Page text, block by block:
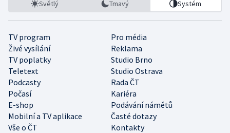
Světlý Tmavý Systém
TV program
Pro média
Živé vysílání
Reklama
TV poplatky
Studio Brno
Teletext
Studio Ostrava
Podcasty
Rada ČT
Počasí
Kariéra
E-shop
Podávání námětů
Mobilní a TV aplikace
Časté dotazy
Vše o ČT
Kontakty